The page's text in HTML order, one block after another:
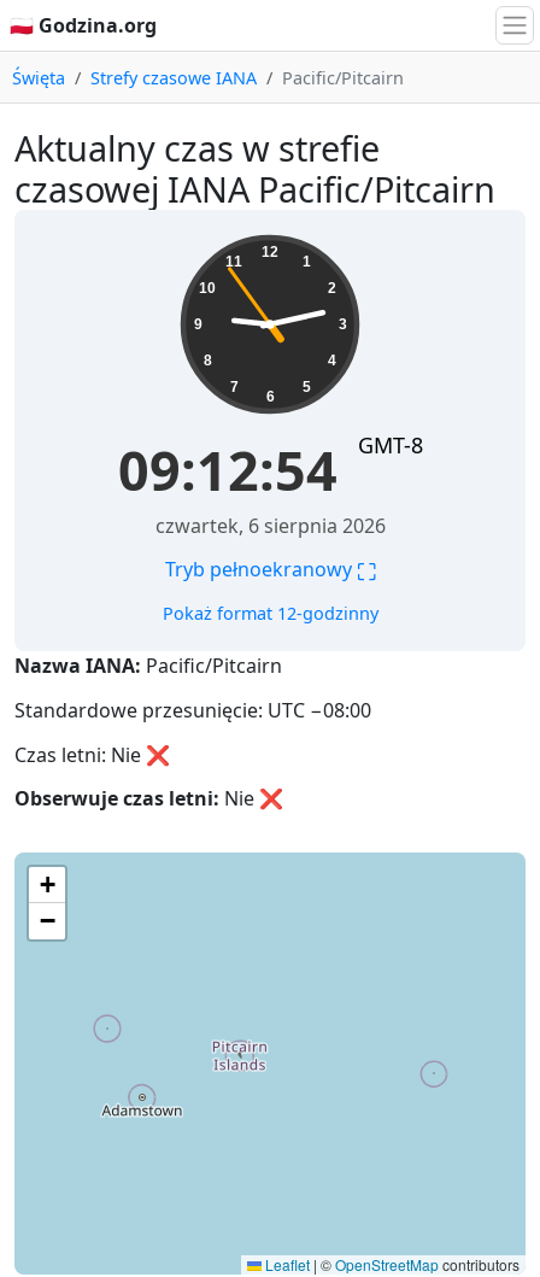
🇵🇱 Godzina.org
Święta Strefy czasowe IANA Pacific/Pitcairn
Aktualny czas w strefie
czasowej IANA Pacific/Pitcairn
12
1
2
3
4
5
6
7
8
9
10
11
09:12:55 GMT-8
czwartek, 6 sierpnia 2026
Tryb pełnoekranowy ⛶
Pokaż format 12-godzinny
Nazwa IANA: Pacific/Pitcairn
Standardowe przesunięcie: UTC −08:00
Czas letni: Nie ❌
Obserwuje czas letni: Nie ❌
+
−
Leaflet | ©OpenStreetMapcontributors